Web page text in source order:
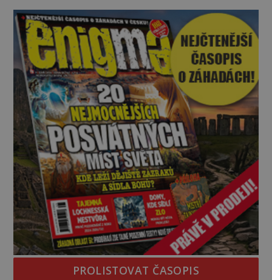
chemických zbraní. Šlo např. o W
PROLISTOVAT ČASOPIS